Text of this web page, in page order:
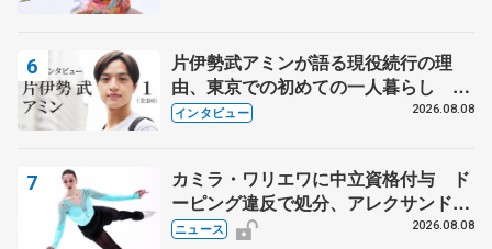
片伊勢武アミンが語る現役続行の理
由、東京での初めての一人暮らし 注
目スケーターの「今」に迫る
インタビュー 2026.08.08
カミラ・ワリエワに中立資格付与 ド
ーピング違反で処分、アレクサンド
ラ・イグナトワも
ニュース 2026.08.08